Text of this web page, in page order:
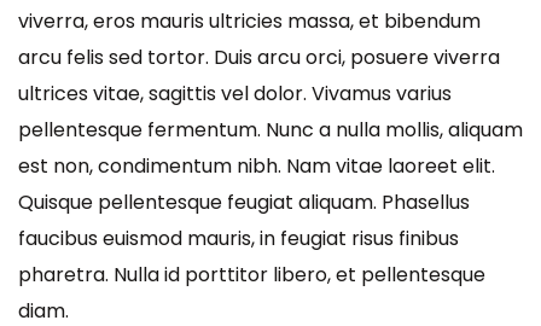
viverra, eros mauris ultricies massa, et bibendum
arcu felis sed tortor. Duis arcu orci, posuere viverra
ultrices vitae, sagittis vel dolor. Vivamus varius
pellentesque fermentum. Nunc a nulla mollis, aliquam
est non, condimentum nibh. Nam vitae laoreet elit.
Quisque pellentesque feugiat aliquam. Phasellus
faucibus euismod mauris, in feugiat risus finibus
pharetra. Nulla id porttitor libero, et pellentesque
diam.